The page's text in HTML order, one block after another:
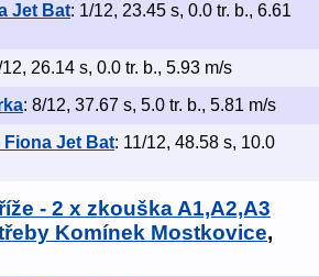
Jet Bat: 1/12, 23.45 s, 0.0 tr. b., 6.61
12, 26.14 s, 0.0 tr. b., 5.93 m/s
: 8/12, 37.67 s, 5.0 tr. b., 5.81 m/s
Fiona Jet Bat: 11/12, 48.58 s, 10.0
- 2 x zkouška A1,A2,A3
Komínek Mostkovice,